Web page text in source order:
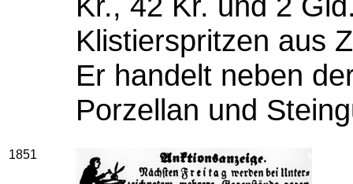
Klistierspritzen aus
Er handelt neben
Porzellan und
1851